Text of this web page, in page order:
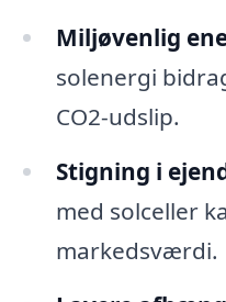
Miljøvenlig
solenergi
CO2-udslip.
Stigning i
med solceller
markedsværdi.